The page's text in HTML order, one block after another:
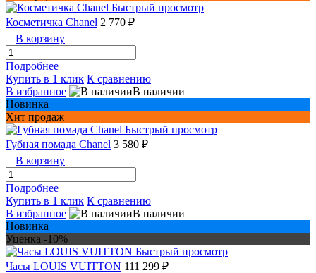
Быстрый просмотр
Косметичка Chanel 2 770 ₽
В корзину
Подробнее
Купить в 1 клик К сравнению
В избранное
В наличии
Новинка
Хит продаж
Быстрый просмотр
Губная помада Chanel 3 580 ₽
В корзину
Подробнее
Купить в 1 клик К сравнению
В избранное
В наличии
Новинка
Уценка -10%
Быстрый просмотр
Часы LOUIS VUITTON 111 299 ₽